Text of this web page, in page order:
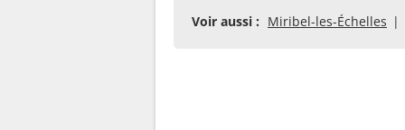
Voir aussi : Miribel-les-Échelles